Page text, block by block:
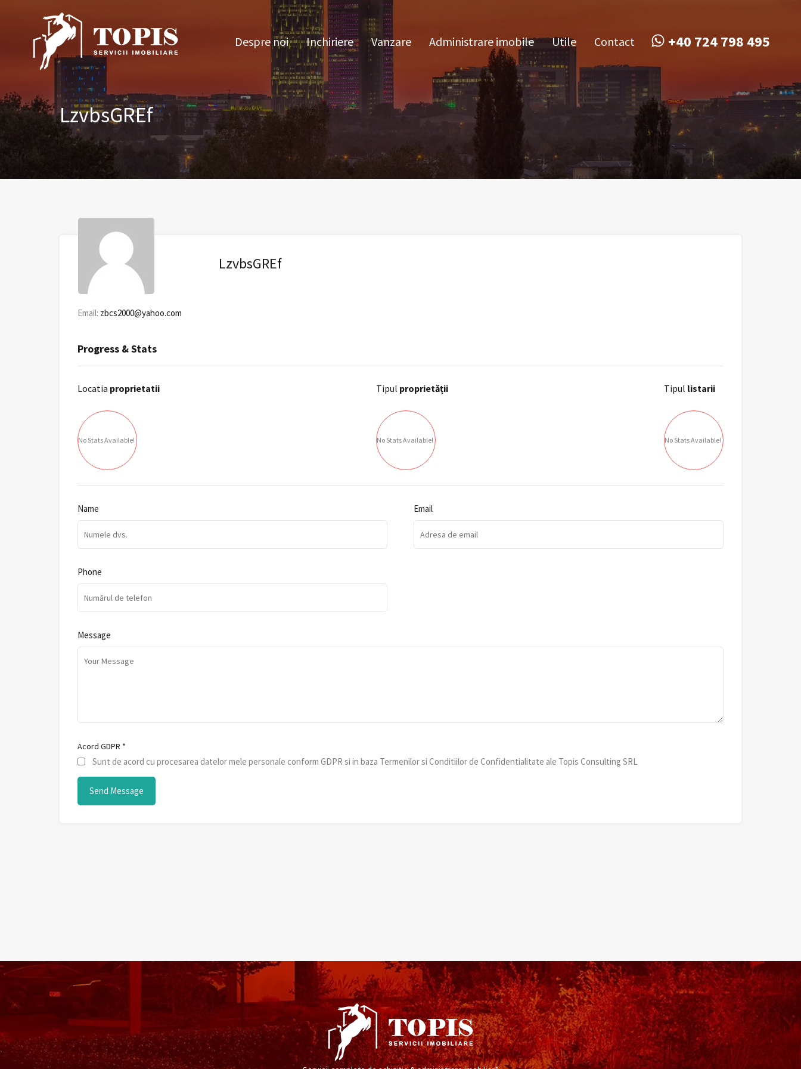
Despre noi Inchiriere
Despre noi
Inchiriere Vanzare Administrare imobile Utile Contact +40 724 798 495
LzvbsGREf
LzvbsGREf
Email: zbcs2000@yahoo.com
Progress & Stats
Locatia proprietatii
No Stats Available!
Tipul proprietății
No Stats Available!
Tipul listarii
No Stats Available!
Name Email
Phone
Message
Acord GDPR *
Sunt de acord cu procesarea datelor mele personale conform GDPR si in baza Termenilor si Conditiilor de Confidentialitate ale Topis Consulting SRL